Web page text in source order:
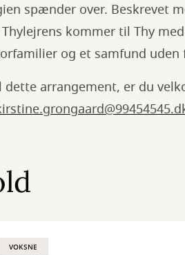
spænder over. Beskrevet
kommer til Thy
og et samfund uden
dette arrangement, er du
VOKSNE